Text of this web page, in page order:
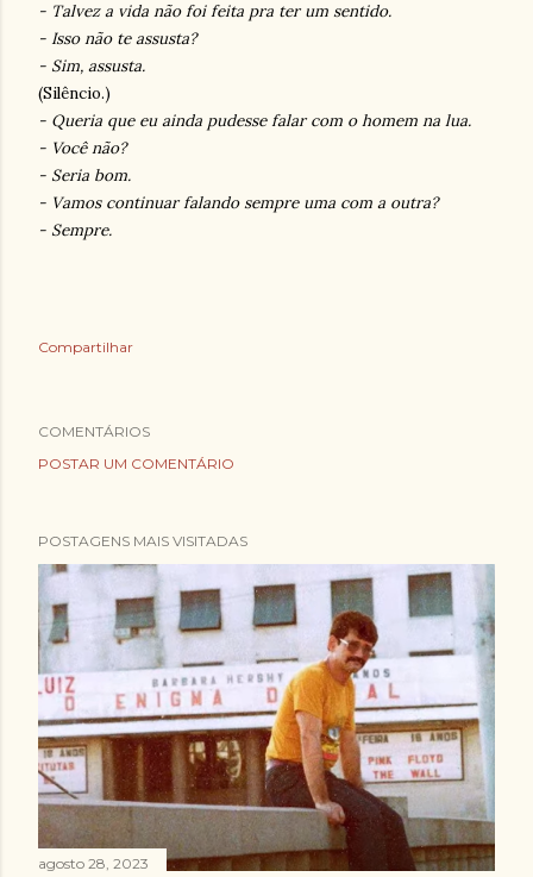
- Talvez a vida não foi feita pra ter um sentido.
- Isso não te assusta?
- Sim, assusta.
(Silêncio.)
- Queria que eu ainda pudesse falar com o homem na lua.
- Você não?
- Seria bom.
- Vamos continuar falando sempre uma com a outra?
- Sempre.
Compartilhar
COMENTÁRIOS
POSTAR UM COMENTÁRIO
POSTAGENS MAIS VISITADAS
agosto 28, 2023